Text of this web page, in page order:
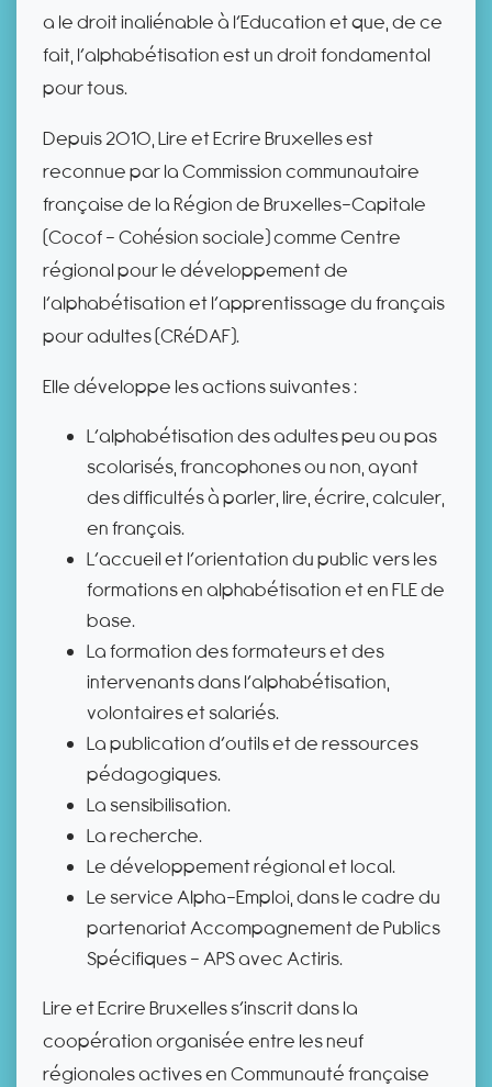
a le droit inaliénable à l’Education et que, de ce
fait, l’alphabétisation est un droit fondamental
pour tous.
Depuis 2010, Lire et Ecrire Bruxelles est
reconnue par la Commission communautaire
française de la Région de Bruxelles-Capitale
(Cocof - Cohésion sociale) comme Centre
régional pour le développement de
l’alphabétisation et l’apprentissage du français
pour adultes (CRéDAF).
Elle développe les actions suivantes :
L’alphabétisation des adultes peu ou pas
scolarisés, francophones ou non, ayant
des difficultés à parler, lire, écrire, calculer,
en français.
L’accueil et l’orientation du public vers les
formations en alphabétisation et en FLE de
base.
La formation des formateurs et des
intervenants dans l’alphabétisation,
volontaires et salariés.
La publication d’outils et de ressources
pédagogiques.
La sensibilisation.
La recherche.
Le développement régional et local.
Le service Alpha-Emploi, dans le cadre du
partenariat Accompagnement de Publics
Spécifiques - APS avec Actiris.
Lire et Ecrire Bruxelles s’inscrit dans la
coopération organisée entre les neuf
régionales actives en Communauté française